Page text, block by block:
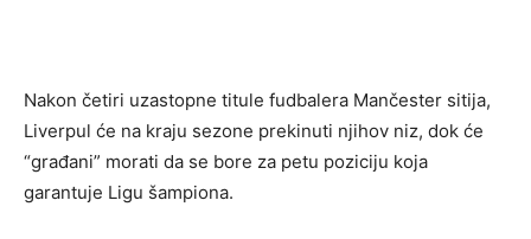
Nakon četiri uzastopne titule fudbalera Mančester sitija,
Liverpul će na kraju sezone prekinuti njihov niz, dok će
“građani” morati da se bore za petu poziciju koja
garantuje Ligu šampiona.